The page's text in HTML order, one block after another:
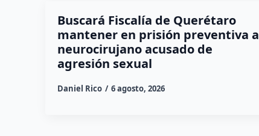
Buscará Fiscalía de Querétaro
mantener en prisión preventiva a
neurocirujano acusado de
agresión sexual
Daniel Rico 6 agosto, 2026